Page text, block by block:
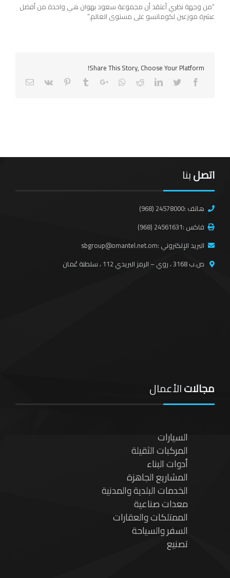
“من وجهة نظري أعتقد أن مجموعة سعود بهوان هي واحدة من أفضل
عشرة موزعين لكوماتسو على مستوى العالم.”
Share This Story, Choose Your Platform!
Facebook
Twitter
LinkedIn
Reddit
Whatsapp
Google+
Tumblr
Pinterest
Vk
Email
اتصلبنا
هاتف :(968) 24578000
فاكس :(968) 24561631
البريد الإلكتروني :sbgroup@omantel.net.om
ص.ب 3168 ، روي – الرمز البريدي 112 ، سلطنة عُمان
مجالاتالأعمال
السيارات
المركبات الثقيلة
أدوات البناء
المشاريع الجاهزة
الخدمات البلدية والمدنية
معدات صناعية
الممتلكات والعقارات
السفر والسياحة
تصنيع